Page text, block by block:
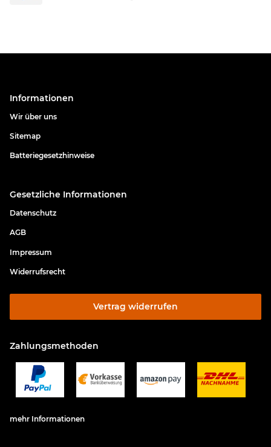
Informationen
Wir über uns
Sitemap
Batteriegesetzhinweise
Gesetzliche Informationen
Datenschutz
AGB
Impressum
Widerrufsrecht
Vertrag widerrufen
Zahlungsmethoden
mehr Informationen